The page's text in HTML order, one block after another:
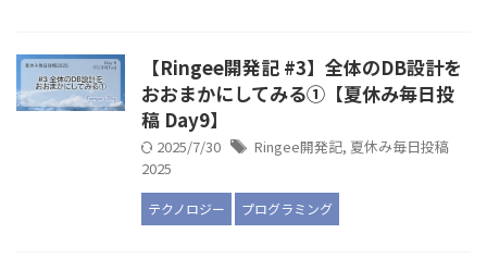
【Ringee開発記 #3】全体のDB設計を
おおまかにしてみる①【夏休み毎日投
稿 Day9】
2025/7/30 Ringee開発記, 夏休み毎日投稿
2025
テクノロジー プログラミング